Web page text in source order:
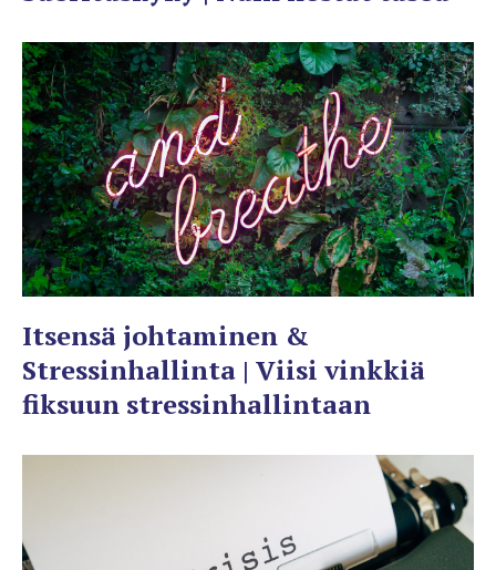
Itsensä johtaminen &
Stressinhallinta | Viisi vinkkiä
fiksuun stressinhallintaan